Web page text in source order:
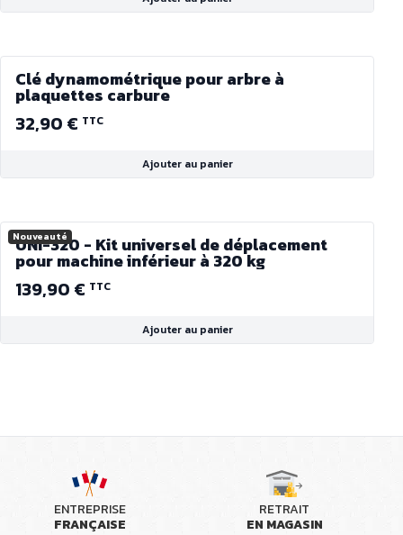
Clé dynamométrique pour arbre à
plaquettes carbure
32,90 € TTC
Ajouter au panier
Nouveauté
UNI-320 - Kit universel de déplacement
pour machine inférieur à 320 kg
139,90 € TTC
Ajouter au panier
ENTREPRISE
FRANÇAISE
RETRAIT
EN MAGASIN